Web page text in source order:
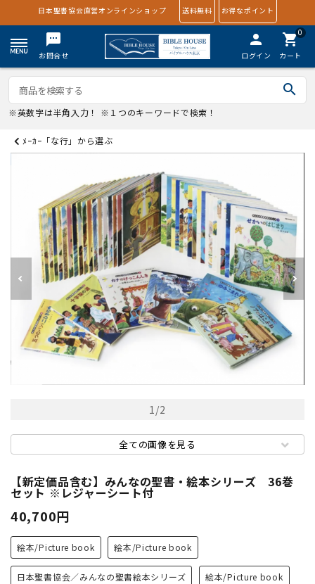
日本聖書協会直営オンラインショップ 送料無料 お得なポイント
textsms
お問合せ
person
ログイン
0
shopping_cart
カート
search
※英数字は半角入力！ ※１つのキーワードで検索！
ﾒｰｶｰ「な行」から選ぶ
1/2
全ての画像を見る
【新定価品含む】みんなの聖書・絵本シリーズ 36巻
セット ※レジャーシート付
40,700円
絵本/Picture book 絵本/Picture book
日本聖書協会／みんなの聖書絵本シリーズ 絵本/Picture book